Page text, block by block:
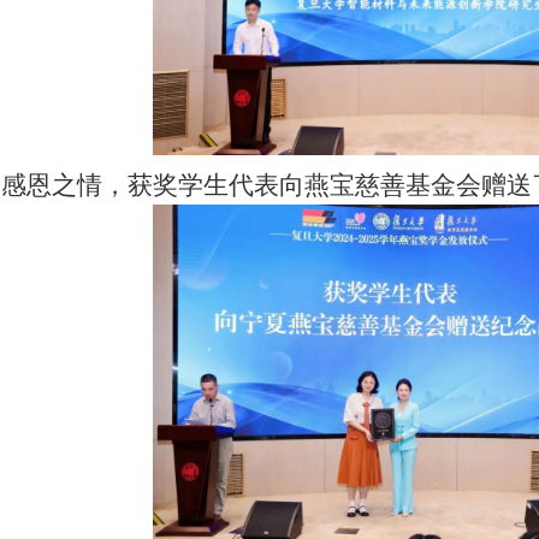
恩之情，获奖学生代表向燕宝慈善基金会赠